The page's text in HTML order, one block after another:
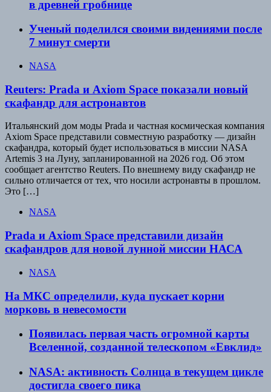
в древней гробнице
Ученый поделился своими видениями после
7 минут смерти
NASA
Reuters: Prada и Axiom Space показали новый
скафандр для астронавтов
Итальянский дом моды Prada и частная космическая компания
Axiom Space представили совместную разработку — дизайн
скафандра, который будет использоваться в миссии NASA
Artemis 3 на Луну, запланированной на 2026 год. Об этом
сообщает агентство Reuters. По внешнему виду скафандр не
сильно отличается от тех, что носили астронавты в прошлом.
Это […]
NASA
Prada и Axiom Space представили дизайн
скафандров для новой лунной миссии НАСА
NASA
На МКС определили, куда пускает корни
морковь в невесомости
Появилась первая часть огромной карты
Вселенной, созданной телескопом «Евклид»
NASA: активность Солнца в текущем цикле
достигла своего пика